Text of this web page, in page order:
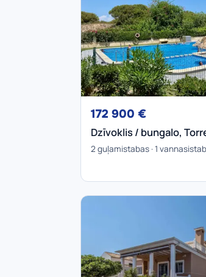
172 900 €
Dzīvoklis / bungalo,
2 guļamistabas · 1